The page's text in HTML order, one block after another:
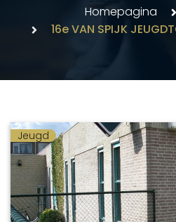
Homepagina
16e VAN SPIJK
Jeugd